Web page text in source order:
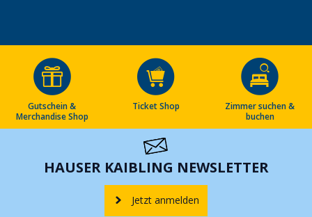
Gutschein &
Merchandise Shop
Ticket Shop
Zimmer suchen &
buchen
HAUSER KAIBLING NEWSLETTER
Jetzt anmelden